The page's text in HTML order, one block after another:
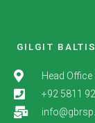
GILGIT
Head Office
+92 5811